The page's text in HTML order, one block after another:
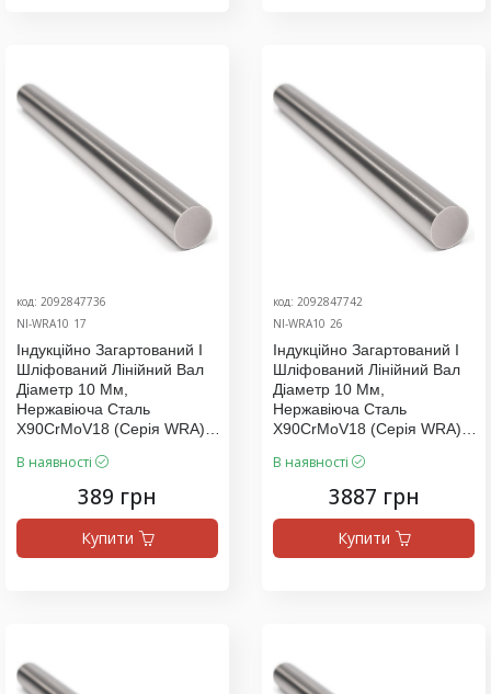
код: 2092847736
NI-WRA10_17
Індукційно Загартований І
Шліфований Лінійний Вал
Діаметр 10 Мм,
Нержавіюча Сталь
X90CrMoV18 (серія WRA),
В наявності
389 грн
Купити
код: 2092847742
NI-WRA10_26
Індукційно Загартований І
Шліфований Лінійний Вал
Діаметр 10 Мм,
Нержавіюча Сталь
X90CrMoV18 (серія WRA),
В наявності
3887 грн
Купити